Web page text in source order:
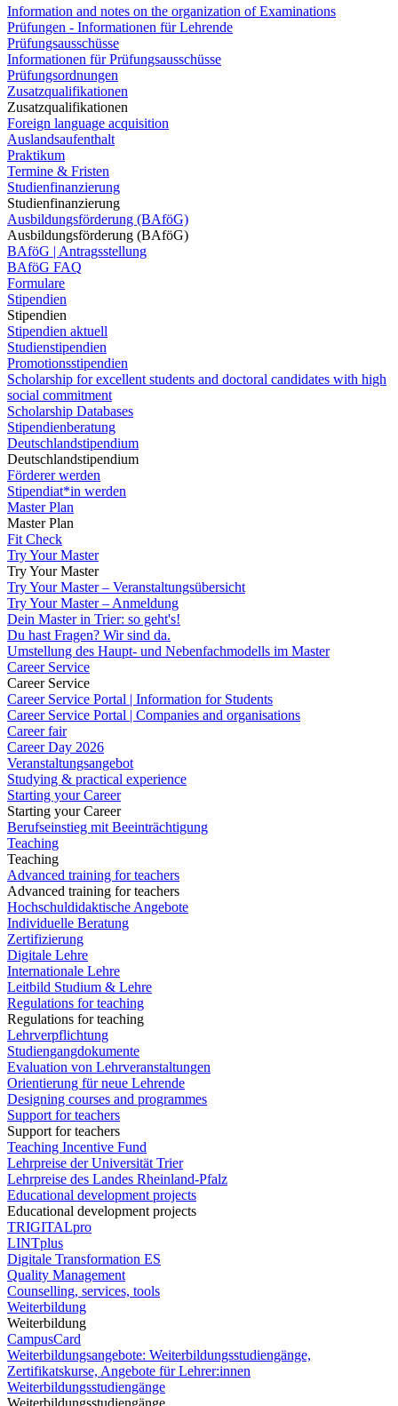
Information and notes on the organization of Examinations
Prüfungen - Informationen für Lehrende
Prüfungsausschüsse
Informationen für Prüfungsausschüsse
Prüfungsordnungen
Zusatzqualifikationen
Zusatzqualifikationen
Foreign language acquisition
Auslandsaufenthalt
Praktikum
Termine & Fristen
Studienfinanzierung
Studienfinanzierung
Ausbildungsförderung (BAföG)
Ausbildungsförderung (BAföG)
BAföG | Antragsstellung
BAföG FAQ
Formulare
Stipendien
Stipendien
Stipendien aktuell
Studienstipendien
Promotionsstipendien
Scholarship for excellent students and doctoral candidates with high
social commitment
Scholarship Databases
Stipendienberatung
Deutschlandstipendium
Deutschlandstipendium
Förderer werden
Stipendiat*in werden
Master Plan
Master Plan
Fit Check
Try Your Master
Try Your Master
Try Your Master – Veranstaltungsübersicht
Try Your Master – Anmeldung
Dein Master in Trier: so geht's!
Du hast Fragen? Wir sind da.
Umstellung des Haupt- und Nebenfachmodells im Master
Career Service
Career Service
Career Service Portal | Information for Students
Career Service Portal | Companies and organisations
Career fair
Career Day 2026
Veranstaltungsangebot
Studying & practical experience
Starting your Career
Starting your Career
Berufseinstieg mit Beeinträchtigung
Teaching
Teaching
Advanced training for teachers
Advanced training for teachers
Hochschuldidaktische Angebote
Individuelle Beratung
Zertifizierung
Digitale Lehre
Internationale Lehre
Leitbild Studium & Lehre
Regulations for teaching
Regulations for teaching
Lehrverpflichtung
Studiengangdokumente
Evaluation von Lehrveranstaltungen
Orientierung für neue Lehrende
Designing courses and programmes
Support for teachers
Support for teachers
Teaching Incentive Fund
Lehrpreise der Universität Trier
Lehrpreise des Landes Rheinland-Pfalz
Educational development projects
Educational development projects
TRIGITALpro
LINTplus
Digitale Transformation ES
Quality Management
Counselling, services, tools
Weiterbildung
Weiterbildung
CampusCard
Weiterbildungsangebote: Weiterbildungsstudiengänge,
Zertifikatskurse, Angebote für Lehrer:innen
Weiterbildungsstudiengänge
Weiterbildungsstudiengänge